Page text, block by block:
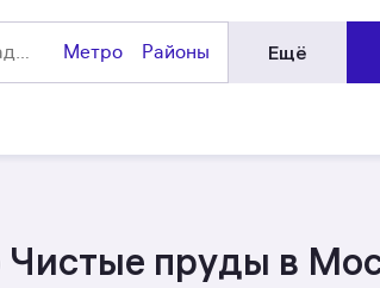
Метро Районы Ещё
Чистые пруды в